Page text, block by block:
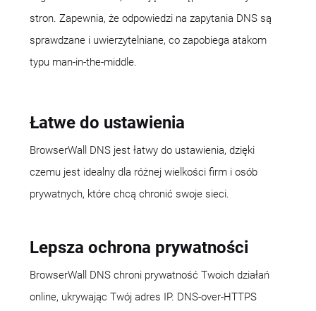
stron. Zapewnia, że odpowiedzi na zapytania DNS są
sprawdzane i uwierzytelniane, co zapobiega atakom
typu man-in-the-middle.
Łatwe do ustawienia
BrowserWall DNS jest łatwy do ustawienia, dzięki
czemu jest idealny dla różnej wielkości firm i osób
prywatnych, które chcą chronić swoje sieci.
Lepsza ochrona prywatności
BrowserWall DNS chroni prywatność Twoich działań
online, ukrywając Twój adres IP. DNS-over-HTTPS